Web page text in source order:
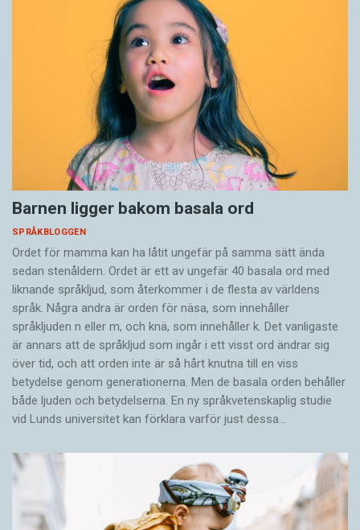
Barnen ligger bakom basala ord
SPRÅKBLOGGEN
Ordet för mamma kan ha låtit ungefär på samma sätt ända
sedan stenåldern. Ordet är ett av ungefär 40 basala ord med
liknande språkljud, som återkommer i de flesta av världens
språk. Några andra är orden för näsa, som innehåller
språkljuden n eller m, och knä, som innehåller k. Det vanligaste
är annars att de språkljud som ingår i ett visst ord ändrar sig
över tid, och att orden inte är så hårt knutna till en viss
betydelse genom generationerna. Men de basala orden behåller
både ljuden och betydelserna. En ny språkvetenskaplig studie
vid Lunds universitet kan förklara varför just dessa…